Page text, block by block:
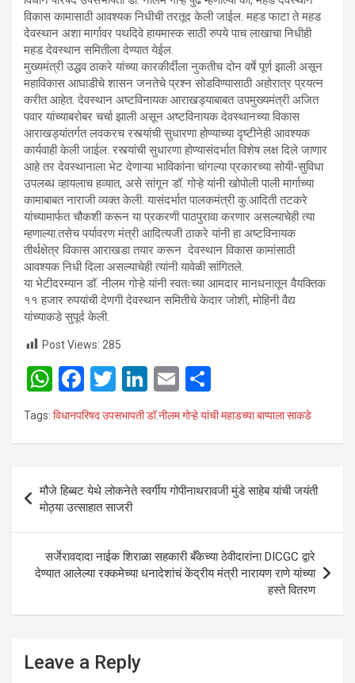
विकास कामासाठी आवश्यक निधीची तरतूद केली जाईल. महड फाटा ते महड
देवस्थान अशा मार्गावर पथदिवे हायमास्क साठी रुपये पाच लाखाचा निधीही
महड देवस्थान समितीला देण्यात येईल.
मुख्यमंत्री उद्धव ठाकरे यांच्या कारकीर्दीला नुकतीच दोन वर्षे पूर्ण झाली असून
महाविकास आघाडीचे शासन जनतेचे प्रश्न सोडविण्यासाठी अहोरात्र प्रयत्न
करीत आहेत. देवस्थान अष्टविनायक आराखड्याबाबत उपमुख्यमंत्री अजित
पवार यांच्याबरोबर चर्चा झाली असून अष्टविनायक देवस्थानच्या विकास
आराखड्यांतर्गत लवकरच रस्त्यांची सुधारणा होण्याच्या दृष्टीनेही आवश्यक
कार्यवाही केली जाईल. रस्त्यांची सुधारणा होण्यासंदर्भात विशेष लक्ष दिले जाणार
आहे तर देवस्थानाला भेट देणाऱ्या भाविकांना चांगल्या प्रकारच्या सोयी-सुविधा
उपलब्ध व्हायलाच हव्यात, असे सांगून डॉ. गोऱ्हे यांनी खोपोली पाली मार्गाच्या
कामाबाबत नाराजी व्यक्त केली. यासंदर्भात पालकमंत्री कु.आदिती तटकरे
यांच्यामार्फत चौकशी करून या प्रकरणी पाठपुरावा करणार असल्याचेही त्या
म्हणाल्या.तसेच पर्यावरण मंत्री आदित्यजी ठाकरे यांनी हा अष्टविनायक
तीर्थक्षेत्र विकास आराखडा तयार करून देवस्थान विकास कामांसाठी
आवश्यक निधी दिला असल्याचेही त्यांनी यावेळी सांगितले.
या भेटीदरम्यान डॉ. नीलम गोऱ्हे यांनी स्वतःच्या आमदार मानधनातून वैयक्तिक
११ हजार रुपयांची देणगी देवस्थान समितीचे केदार जोशी, मोहिनी वैद्य
यांच्याकडे सुपूर्द केली.
Post Views: 285
W
h
A
p
p
F
a
ce
o
o
k
T
wi
Li
n
n
E
m
ail
h
ar
Tags: विधानपरिषद उपसभापती डॉ.नीलम गोऱ्हे यांची महाडच्या बाप्पाला साकडे
Post
navigation
मौजे हिब्बट येथे लोकनेते स्वर्गीय गोपीनाथरावजी मुंडे साहेब यांची जयंती
मोठ्या उत्साहात साजरी
सर्जेरावदादा नाईक शिराळा सहकारी बँकेच्या ठेवीदारांना DICGC द्वारे
देण्यात आलेल्या रक्कमेच्या धनादेशांचं केंद्रीय मंत्री नारायण राणे यांच्या
हस्ते वितरण
Leave a Reply